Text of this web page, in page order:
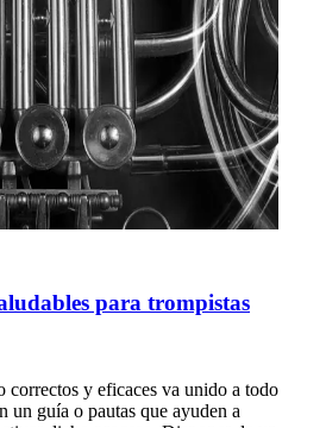
para trompistas
correctos y eficaces va unido a todo
un guía o pautas que ayuden a